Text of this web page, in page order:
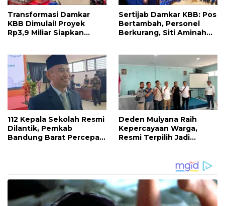
Transformasi Damkar
KBB Dimulai! Proyek
Rp3,9 Miliar Siapkan
Sertijab Damkar KBB: Pos
Bertambah, Personel
Berkurang, Siti Aminah
112 Kepala Sekolah Resmi
Dilantik, Pemkab
Bandung Barat Percepat
Deden Mulyana Raih
Kepercayaan Warga,
Resmi Terpilih Jadi